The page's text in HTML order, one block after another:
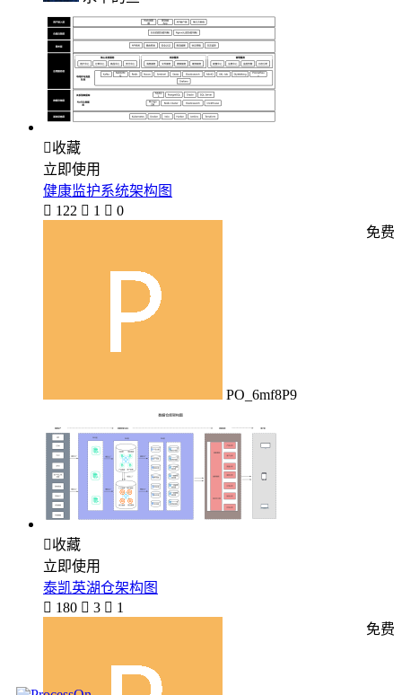
收藏
立即使用
健康监护系统架构图
 122  1  0
PO_6mf8P9
免费
收藏
立即使用
泰凯英湖仓架构图
 180  3  1
免费